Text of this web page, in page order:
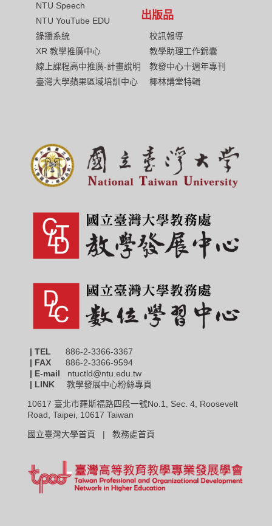
NTU Speech
NTU YouTube EDU
錄播系統
XR 教學推廣中心
線上課程高中推廣-計畫說明
臺灣大學蘋果區域培訓中心
出版品
校訊報導
教學助理工作錦囊
教發中心十週年專刊
椰林講堂特輯
| TEL 886-2-3366-3367
| FAX
886-2-3366-9594
| E-mail ntuctld@ntu.edu.tw
| LINK 教學發展中心粉絲專頁
10617 臺北市羅斯福路四段一號No.1, Sec. 4, Roosevelt
Road, Taipei, 10617 Taiwan
國立臺灣大學首頁 | 教務處首頁